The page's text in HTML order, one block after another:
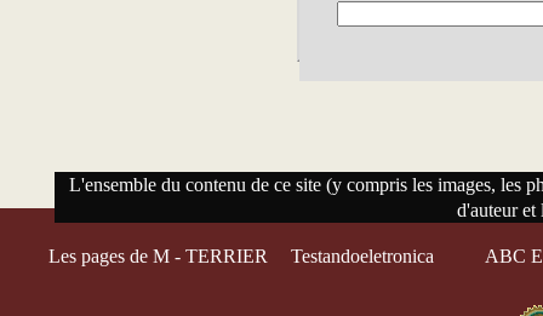
L'ensemble du contenu de ce site (y compris les images, les
d'auteur et
Les pages de M - TERRIER Testandoeletronica ABC